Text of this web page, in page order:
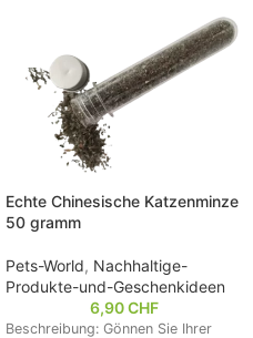
Echte Chinesische Katzenminze
50 gramm
Pets-World, Nachhaltige-
Produkte-und-Geschenkideen
6,90CHF
Beschreibung: Gönnen Sie Ihrer